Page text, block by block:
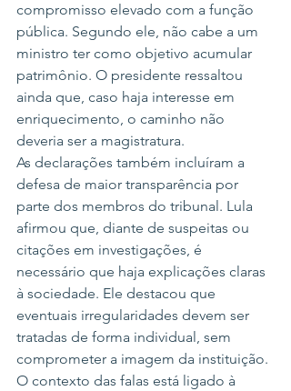
compromisso elevado com a função
pública. Segundo ele, não cabe a um
ministro ter como objetivo acumular
patrimônio. O presidente ressaltou
ainda que, caso haja interesse em
enriquecimento, o caminho não
deveria ser a magistratura.
As declarações também incluíram a
defesa de maior transparência por
parte dos membros do tribunal. Lula
afirmou que, diante de suspeitas ou
citações em investigações, é
necessário que haja explicações claras
à sociedade. Ele destacou que
eventuais irregularidades devem ser
tratadas de forma individual, sem
comprometer a imagem da instituição.
O contexto das falas está ligado à